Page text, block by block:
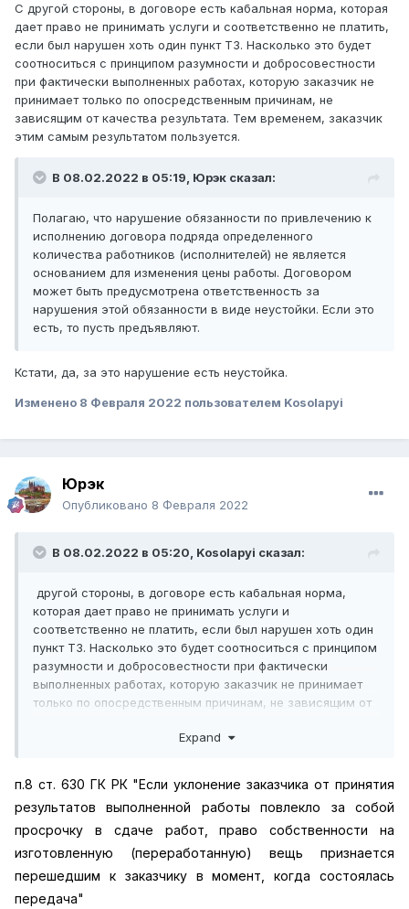
С другой стороны, в договоре есть кабальная норма, которая
дает право не принимать услуги и соответственно не платить,
если был нарушен хоть один пункт ТЗ. Насколько это будет
соотноситься с принципом разумности и добросовестности
при фактически выполненных работах, которую заказчик не
принимает только по опосредственным причинам, не
зависящим от качества результата. Тем временем, заказчик
этим самым результатом пользуется.
В 08.02.2022 в 05:19, Юрэк сказал:
Полагаю, что нарушение обязанности по привлечению к
исполнению договора подряда определенного
количества работников (исполнителей) не является
основанием для изменения цены работы. Договором
может быть предусмотрена ответственность за
нарушения этой обязанности в виде неустойки. Если это
есть, то пусть предъявляют.
Кстати, да, за это нарушение есть неустойка.
Изменено 8 Февраля 2022 пользователем Kosolapyi
Юрэк
Опубликовано 8 Февраля 2022
В 08.02.2022 в 05:20, Kosolapyi сказал:
другой стороны, в договоре есть кабальная норма,
которая дает право не принимать услуги и
соответственно не платить, если был нарушен хоть один
пункт ТЗ. Насколько это будет соотноситься с принципом
разумности и добросовестности при фактически
выполненных работах, которую заказчик не принимает
только по опосредственным причинам, не зависящим от
самым результатом пользуется.
Expand
п.8 ст. 630 ГК РК "Если уклонение заказчика от принятия
результатов выполненной работы повлекло за собой
просрочку в сдаче работ, право собственности на
изготовленную (переработанную) вещь признается
перешедшим к заказчику в момент, когда состоялась
передача"